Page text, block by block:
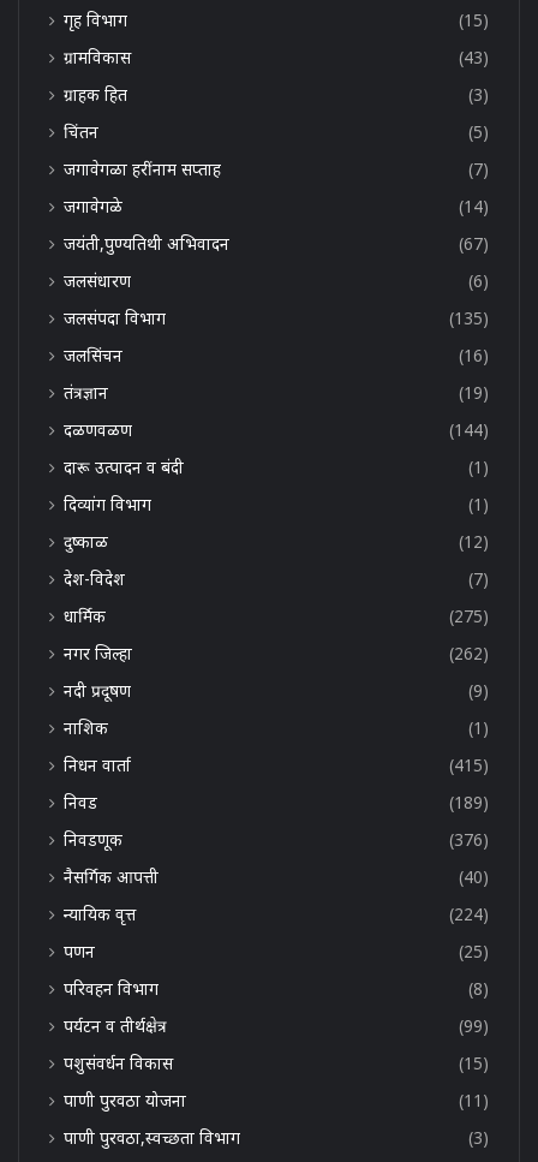
गृह विभाग
(15)
ग्रामविकास
(43)
ग्राहक हित
(3)
चिंतन
(5)
जगावेगळा हरींनाम सप्ताह
(7)
जगावेगळे
(14)
जयंती,पुण्यतिथी अभिवादन
(67)
जलसंधारण
(6)
जलसंपदा विभाग
(135)
जलसिंचन
(16)
तंत्रज्ञान
(19)
दळणवळण
(144)
दारू उत्पादन व बंदी
(1)
दिव्यांग विभाग
(1)
दुष्काळ
(12)
देश-विदेश
(7)
धार्मिक
(275)
नगर जिल्हा
(262)
नदी प्रदूषण
(9)
नाशिक
(1)
निधन वार्ता
(415)
निवड
(189)
निवडणूक
(376)
नैसर्गिक आपत्ती
(40)
न्यायिक वृत्त
(224)
पणन
(25)
परिवहन विभाग
(8)
पर्यटन व तीर्थक्षेत्र
(99)
पशुसंवर्धन विकास
(15)
पाणी पुरवठा योजना
(11)
पाणी पुरवठा,स्वच्छता विभाग
(3)